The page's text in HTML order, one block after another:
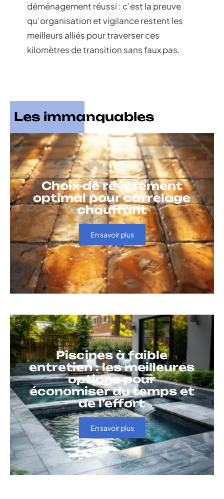
déménagement réussi : c’est la preuve
qu’organisation et vigilance restent les
meilleurs alliés pour traverser ces
kilomètres de transition sans faux pas.
Les immanquables
Choix de revêtement
optimal pour carrelage
chauffant
En savoir plus
Piscines à faible
entretien : les meilleures
options pour
économiser du temps et
de l’effort
En savoir plus